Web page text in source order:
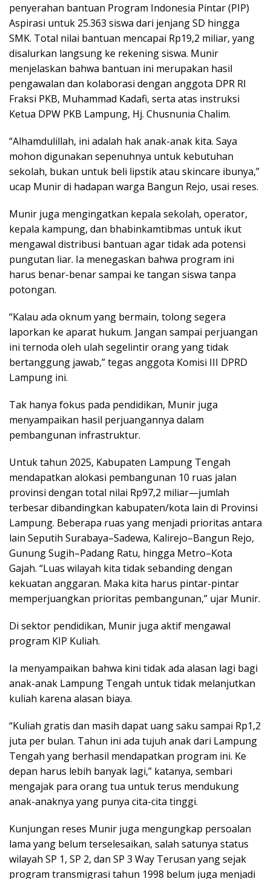
penyerahan bantuan Program Indonesia Pintar (PIP)
Aspirasi untuk 25.363 siswa dari jenjang SD hingga
SMK. Total nilai bantuan mencapai Rp19,2 miliar, yang
disalurkan langsung ke rekening siswa. Munir
menjelaskan bahwa bantuan ini merupakan hasil
pengawalan dan kolaborasi dengan anggota DPR RI
Fraksi PKB, Muhammad Kadafi, serta atas instruksi
Ketua DPW PKB Lampung, Hj. Chusnunia Chalim.
“Alhamdulillah, ini adalah hak anak-anak kita. Saya
mohon digunakan sepenuhnya untuk kebutuhan
sekolah, bukan untuk beli lipstik atau skincare ibunya,”
ucap Munir di hadapan warga Bangun Rejo, usai reses.
Munir juga mengingatkan kepala sekolah, operator,
kepala kampung, dan bhabinkamtibmas untuk ikut
mengawal distribusi bantuan agar tidak ada potensi
pungutan liar. Ia menegaskan bahwa program ini
harus benar-benar sampai ke tangan siswa tanpa
potongan.
“Kalau ada oknum yang bermain, tolong segera
laporkan ke aparat hukum. Jangan sampai perjuangan
ini ternoda oleh ulah segelintir orang yang tidak
bertanggung jawab,” tegas anggota Komisi III DPRD
Lampung ini.
Tak hanya fokus pada pendidikan, Munir juga
menyampaikan hasil perjuangannya dalam
pembangunan infrastruktur.
Untuk tahun 2025, Kabupaten Lampung Tengah
mendapatkan alokasi pembangunan 10 ruas jalan
provinsi dengan total nilai Rp97,2 miliar—jumlah
terbesar dibandingkan kabupaten/kota lain di Provinsi
Lampung. Beberapa ruas yang menjadi prioritas antara
lain Seputih Surabaya–Sadewa, Kalirejo–Bangun Rejo,
Gunung Sugih–Padang Ratu, hingga Metro–Kota
Gajah. “Luas wilayah kita tidak sebanding dengan
kekuatan anggaran. Maka kita harus pintar-pintar
memperjuangkan prioritas pembangunan,” ujar Munir.
Di sektor pendidikan, Munir juga aktif mengawal
program KIP Kuliah.
Ia menyampaikan bahwa kini tidak ada alasan lagi bagi
anak-anak Lampung Tengah untuk tidak melanjutkan
kuliah karena alasan biaya.
“Kuliah gratis dan masih dapat uang saku sampai Rp1,2
juta per bulan. Tahun ini ada tujuh anak dari Lampung
Tengah yang berhasil mendapatkan program ini. Ke
depan harus lebih banyak lagi,” katanya, sembari
mengajak para orang tua untuk terus mendukung
anak-anaknya yang punya cita-cita tinggi.
Kunjungan reses Munir juga mengungkap persoalan
lama yang belum terselesaikan, salah satunya status
wilayah SP 1, SP 2, dan SP 3 Way Terusan yang sejak
program transmigrasi tahun 1998 belum juga menjadi